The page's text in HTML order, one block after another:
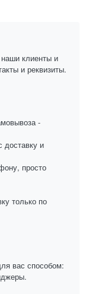
клиенты и
и реквизиты.
-
и
просто
только по
вас способом: